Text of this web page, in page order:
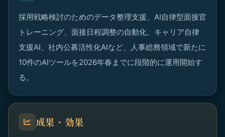
採用戦略検討のためのデータ整理支援、AI自律型面接官
トレーニング、面接日程調整の自動化、キャリア自律
支援AI、社内公募活性化AIなど、人事総務領域で新たに
10件のAIツールを2026年春までに段階的に運用開始す
る。
成果・効果